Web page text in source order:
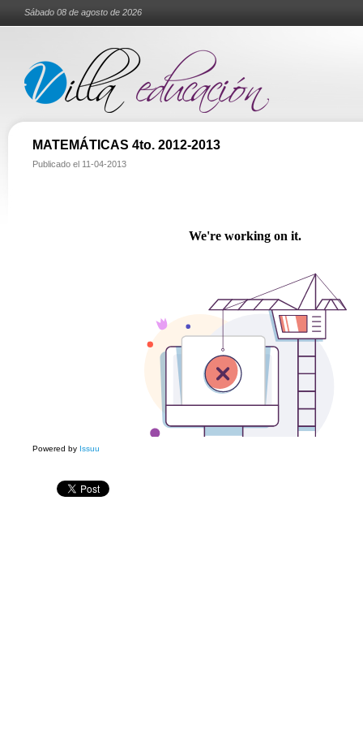
Sábado 08 de agosto de 2026
MATEMÁTICAS 4to. 2012-2013
Publicado el 11-04-2013
Powered by Issuu